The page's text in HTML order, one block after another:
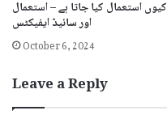
کیوں استعمال کیا جاتا ہے – استعمال
اور سائیڈ ایفیکٹس
October 6, 2024
Leave a Reply